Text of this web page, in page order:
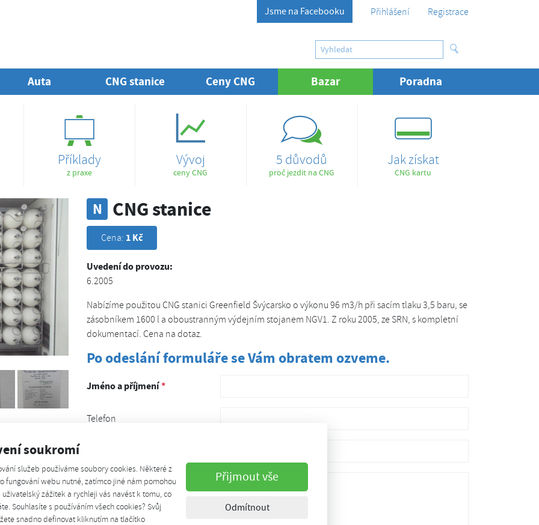
soukromí
služeb používáme soubory cookies. Některé z
fungování webu nutné, zatímco jiné nám pomohou
uživatelský zážitek a rychleji vás navést k tomu, co
Souhlasíte s používáním všech cookies? Svůj
snadno definovat kliknutím na tlačítko
Přijmout vše
Odmítnout
Jsme na Facebooku Přihlášení Registrace
Auta CNG stanice Ceny CNG Bazar(aktuální) Poradna
Příklady
z praxe
Vývoj
ceny CNG
5 důvodů
proč jezdit na CNG
Jak získat
CNG kartu
N CNG stanice
Cena: 1 Kč
Uvedení do provozu:
6.2005
Nabízíme použitou CNG stanici Greenfield Švýcarsko o výkonu 96 m3/h při sacím tlaku 3,5 baru, se
zásobníkem 1600 l a oboustranným výdejním stojanem NGV1. Z roku 2005, ze SRN, s kompletní
dokumentací. Cena na dotaz.
Po odeslání formuláře se Vám obratem ozveme.
Jméno a příjmení*
Telefon
Poznámka/vzkaz